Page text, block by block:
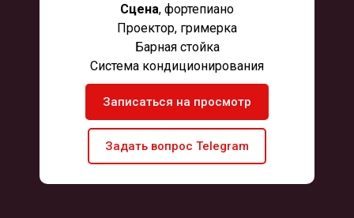
Сцена, фортепиано
Проектор, гримерка
Барная стойка
Система кондиционирования
Записаться на просмотр
Задать вопрос Telegram